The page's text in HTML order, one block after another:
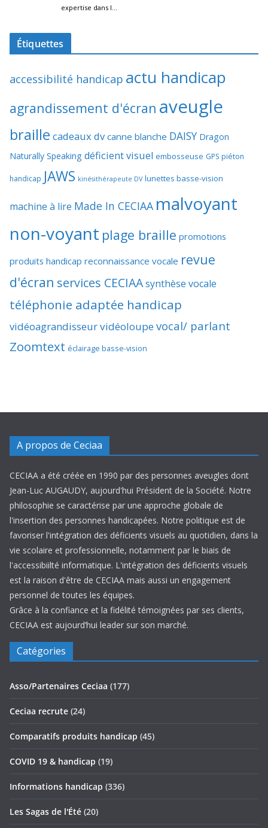
Étiquettes
accessibilité handicap actu handicap
agrandissement d'écran aveugle
braille cadeaux dv canne blanche DAISY Dragon
Naturally Speaking déficient visuel embosseuse GPS piéton
handicap JAWS kinésithérapeute DV lunettes basse-vision
machine à lire Made In CECIAA malvoyant
non-voyant plage braille promotions
produits handicap reconnaissance vocale revue
d'écran services CECIAAsynthèse vocale
téléphonie adaptée handicap
vidéoagrandisseurvidéoloupevocal/ parlant
Zoomtext éclairage basse-vision
A propos de Ceciaa
CECIAA a été créée en 1990 par des personnes aveugles dont
Jean-Luc AUGAUDY, aujourd'hui Président de la Société. Notre
philosophie se caractérise par une approche globale de
l'insertion des personnes handicapées. Notre politique est de
favoriser l'intégration des déficients visuels au quotidien, dans la
vie scolaire et professionnelle, notamment par le biais de
l'accessibiilté informatique. L'intégration des déficients visuels
est la raison d'être de CECIAA mais aussi un engagement
personnel de toutes les équipes.
Grâce à la confiance et la fidélité témoignées par ses clients,
CECIAA est aujourd’hui leader sur son marché.
Catégories
Asso/Partenaires Ceciaa (177)
Ceciaa recrute (24)
Comparatifs produits handicap (45)
COVID 19 & handicap (19)
Informations handicap (336)
Les Sagas de l'Été (20)